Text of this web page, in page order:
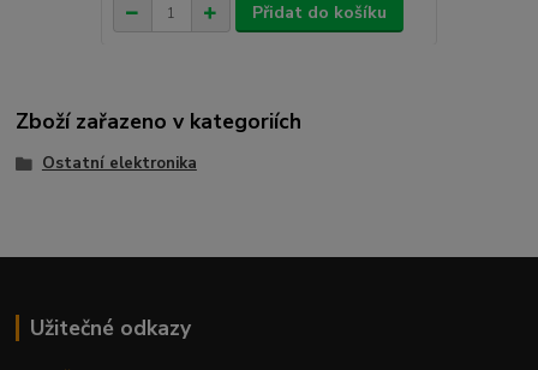
Přidat do košíku
Zboží zařazeno v kategoriích
Ostatní elektronika
Užitečné odkazy